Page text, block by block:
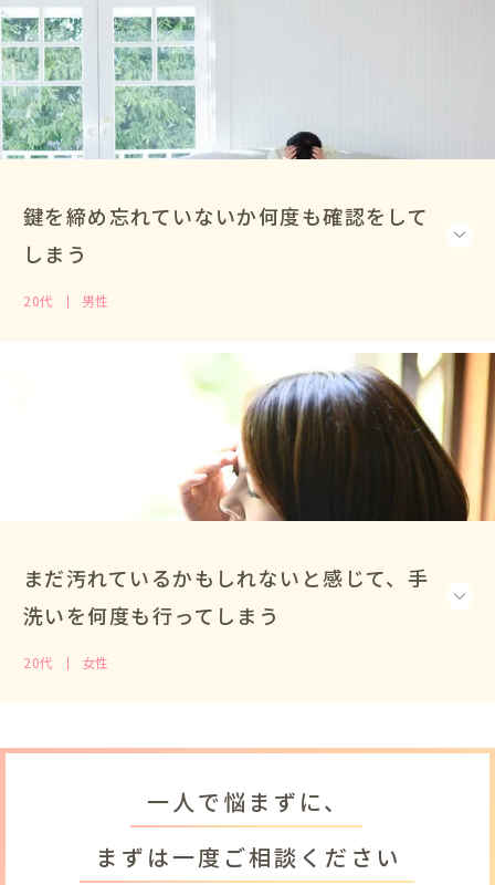
鍵を締め忘れていないか何度も確認をして
しまう
20代 男性
まだ汚れているかもしれないと感じて、手
洗いを何度も行ってしまう
20代 女性
一人で悩まずに、
まずは一度ご相談ください